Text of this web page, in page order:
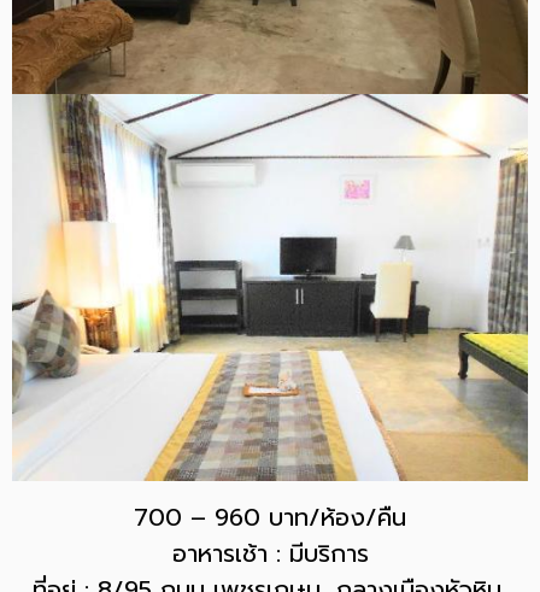
700 – 960 บาท/ห้อง/คืน
อาหารเช้า : มีบริการ